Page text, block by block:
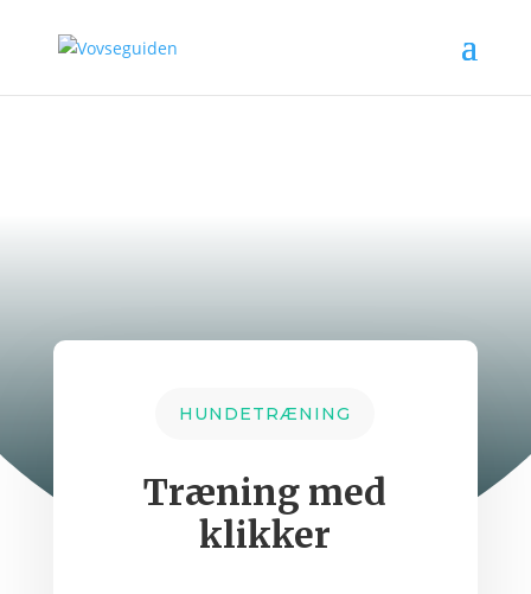
HUNDETRÆNING
Træning med
klikker